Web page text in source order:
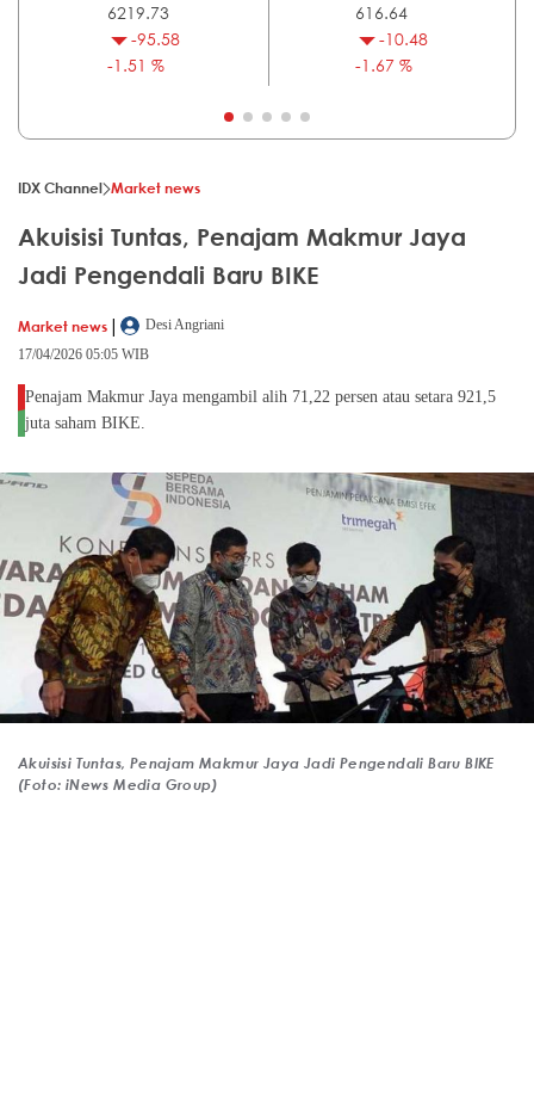
6219.73
-95.58
-1.51 %
616.64
-10.48
-1.67 %
IDX Channel Market news
Akuisisi Tuntas, Penajam Makmur Jaya
Jadi Pengendali Baru BIKE
Market news |
Desi Angriani
17/04/2026 05:05 WIB
Penajam Makmur Jaya mengambil alih 71,22 persen atau setara 921,5
juta saham BIKE.
Akuisisi Tuntas, Penajam Makmur Jaya Jadi Pengendali Baru BIKE
(Foto: iNews Media Group)